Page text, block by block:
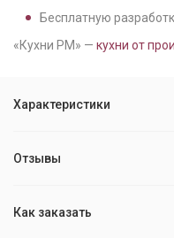
Бесплатную
«Кухни РМ» — кухни от
Характеристики
Отзывы
Как заказать